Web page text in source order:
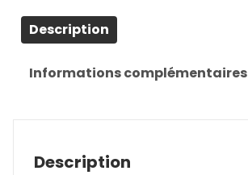
Description
Informations complémentaires
Description